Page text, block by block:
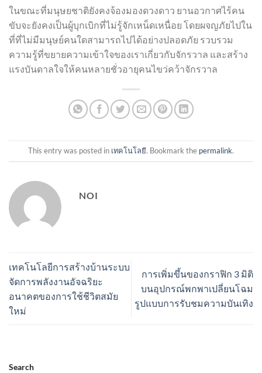
ในขณะที่มนุษยชาติยังคงจ้องมองดวงดาว ยานอวกาศไร้คน
ขับจะยังคงเป็นผู้บุกเบิกที่ไม่รู้จักเหน็ดเหนื่อย โดยผจญภัยไปใน
ที่ที่ไม่มีมนุษย์คนใดสามารถไปได้อย่างปลอดภัย รวบรวม
ความรู้ที่ขยายความเข้าใจของเราเกี่ยวกับจักรวาล และสร้าง
แรงบันดาลใจให้คนหลายชั่วอายุคนไขว่คว้าจักรวาล
This entry was posted in เทคโนโลยี. Bookmark the permalink.
NOI
เทคโนโลยีการสร้างบ้านระบบ
จัดการพลังงานอัจฉริยะ
อนาคตของการใช้ชีวิตสมัย
ใหม่
การเพิ่มขึ้นของกราฟิก 3 มิติ
บนอุปกรณ์พกพาเปลี่ยนโฉม
รูปแบบการรับชมความบันเทิง
Search